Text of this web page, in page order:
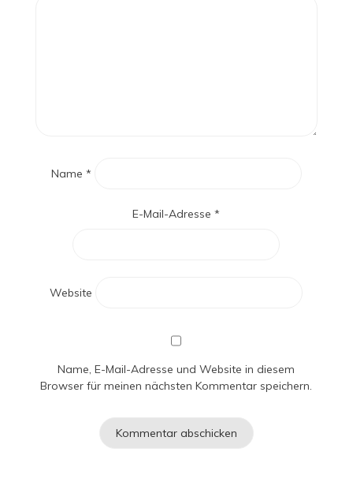
Name *
E-Mail-Adresse*
Website
Name, E-Mail-Adresse und Website in diesem
Browser für meinen nächsten Kommentar speichern.